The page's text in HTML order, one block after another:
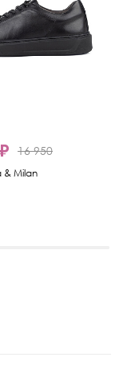
16 950
& Milan